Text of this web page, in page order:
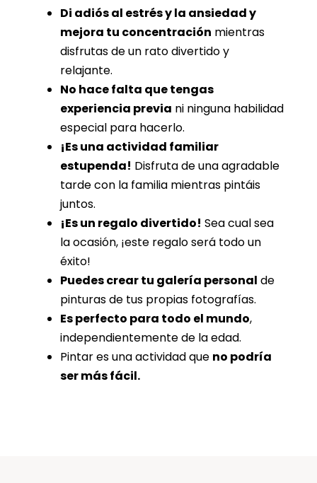
Di adiós al estrés y la ansiedad y
mejora tu concentración mientras
disfrutas de un rato divertido y
relajante.
No hace falta que tengas
experiencia previa ni ninguna habilidad
especial para hacerlo.
¡Es una actividad familiar
estupenda! Disfruta de una agradable
tarde con la familia mientras pintáis
juntos.
¡Es un regalo divertido! Sea cual sea
la ocasión, ¡este regalo será todo un
éxito!
Puedes crear tu galería personal de
pinturas de tus propias fotografías.
Es perfecto para todo el mundo,
independientemente de la edad.
Pintar es una actividad que no podría
ser más fácil.